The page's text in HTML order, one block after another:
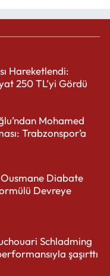
Hareketlendi:
250 TL’yi Gördü
Mohamed
Trabzonspor’a
Diabate
Devreye
Schladming
şaşırttı